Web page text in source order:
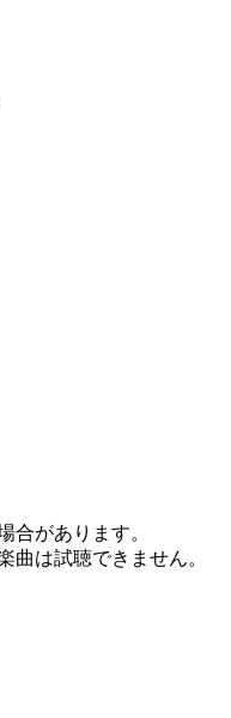
合があります。
は試聴できません。